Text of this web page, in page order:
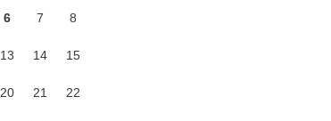
6 7 8
13 14 15
20 21 22